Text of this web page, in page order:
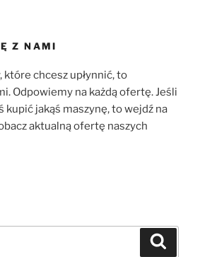
Z NAMI
które chcesz upłynnić, to
Odpowiemy na każdą ofertę. Jeśli
kupić jakąś maszynę, to wejdź na
aktualną ofertę naszych